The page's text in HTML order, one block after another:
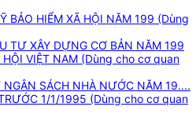
BẢO HIỂM XÃ HỘI NĂM 199 (Dùng
TƯ XÂY DỰNG CƠ BẢN NĂM 199
HỘI VIỆT NAM (Dùng cho cơ quan
SÁCH NHÀ NƯỚC NĂM 19....
1/1/1995 (Dùng cho cơ quan